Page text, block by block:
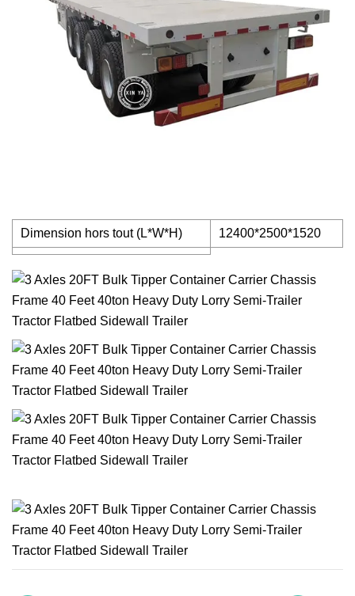
Dimension hors tout (L*W*H) 12400*2500*1520